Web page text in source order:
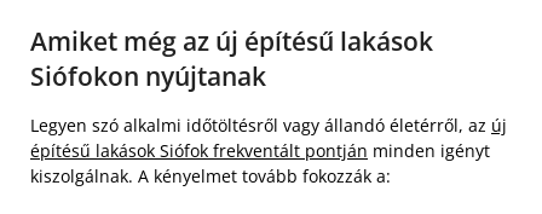
Amiket még az új építésű lakások
Siófokon nyújtanak
Legyen szó alkalmi időtöltésről vagy állandó életérről, az új
építésű lakások Siófok frekventált pontján minden igényt
kiszolgálnak. A kényelmet tovább fokozzák a: